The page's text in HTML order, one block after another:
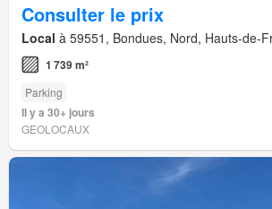
Consulter le prix
Local à 59551, Bondues, Nord, Hauts-de-
1 739 m²
Parking
Il y a 30+ jours
GEOLOCAUX